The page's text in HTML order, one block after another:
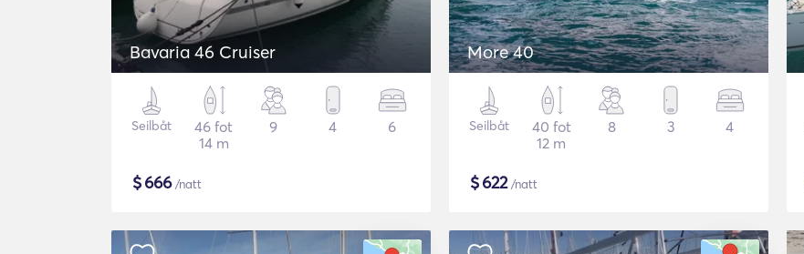
Bavaria 46 Cruiser
Seilbåt
46 fot
14 m
9 4 6
$666/natt
More 40
Seilbåt
40 fot
12 m
8 3 4
$622/natt